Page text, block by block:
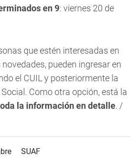
en 9: viernes 20 de
que estén interesadas en
pueden ingresar en
el CUIL y posteriormente la
Como otra opción, está la
la información en detalle. /
SUAF